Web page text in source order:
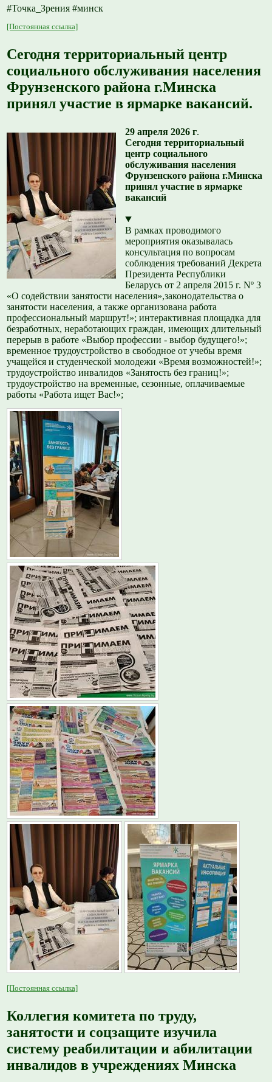
#Точка_Зрения #минск
[Постоянная ссылка]
Сегодня территориальный центр
социального обслуживания населения
Фрунзенского района г.Минска
принял участие в ярмарке вакансий.
29 апреля 2026 г.
Сегодня территориальный
центр социального
обслуживания населения
Фрунзенского района г.Минска
принял участие в ярмарке
вакансий
В рамках проводимого
мероприятия оказывалась
консультация по вопросам
соблюдения требований Декрета
Президента Республики
Беларусь от 2 апреля 2015 г. Nº 3
«О содействии занятости населения»,законодательства о
занятости населения, а также организована работа
профессиональный маршрут!»; интерактивная площадка для
безработных, неработающих граждан, имеющих длительный
перерыв в работе «Выбор профессии - выбор будущего!»;
временное трудоустройство в свободное от учебы время
учащейся и студенческой молодежи «Время возможностей!»;
трудоустройство инвалидов «Занятость без границ!»;
трудоустройство на временные, сезонные, оплачиваемые
работы «Работа ищет Вас!»;
[Постоянная ссылка]
Коллегия комитета по труду,
занятости и соцзащите изучила
систему реабилитации и абилитации
инвалидов в учреждениях Минска